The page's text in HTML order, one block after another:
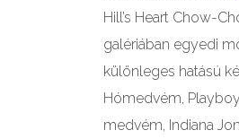
Hill’s Heart Chow-
galériában egyedi
különleges hatású
Hómedvém,
medvém, Indiana